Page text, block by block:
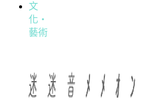
文
化・
藝術